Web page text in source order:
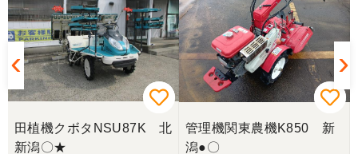
田植機クボタNSU87K 北
新潟〇★
管理機関東農機K850 新
潟●〇